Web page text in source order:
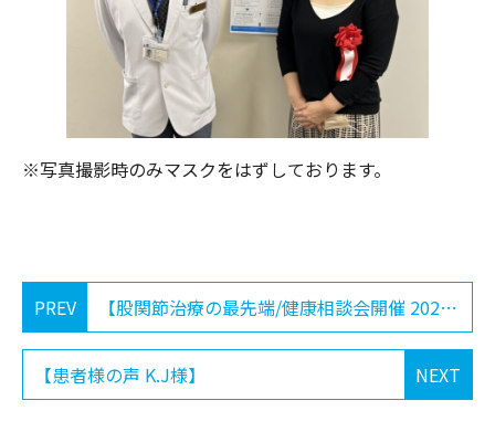
※写真撮影時のみマスクをはずしております。
PREV 【股関節治療の最先端/健康相談会開催 2022-9-10】
NEXT
【患者様の声 K.J様】